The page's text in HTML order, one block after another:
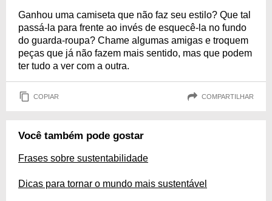
Ganhou uma camiseta que não faz seu estilo? Que tal
passá-la para frente ao invés de esquecê-la no fundo
do guarda-roupa? Chame algumas amigas e troquem
peças que já não fazem mais sentido, mas que podem
ter tudo a ver com a outra.
COPIAR COMPARTILHAR
Você também pode gostar
Frases sobre sustentabilidade
Dicas para tornar o mundo mais sustentável